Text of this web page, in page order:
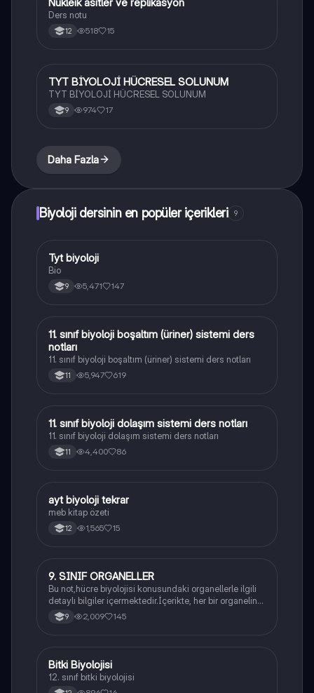
Biyoloji
Ders notu
12 518 15
Biyoloji
TYT BİYOLOJİ HÜCRESEL SOLUNUM
TYT BİYOLOJİ HÜCRESEL SOLUNUM
9 974 17
Daha Fazla
Biyoloji dersinin en popüler içerikleri 9
Biyoloji
Tyt biyoloji
Bio
9 5,471 147
Biyoloji
11. sınıf biyoloji boşaltım (üriner) sistemi ders
notları
11. sınıf biyoloji boşaltım (üriner) sistemi ders notları
11 5,947 619
Biyoloji
11. sınıf biyoloji dolaşım sistemi ders notları
11. sınıf biyoloji dolaşım sistemi ders notları
11 4,400 86
Biyoloji
ayt biyoloji tekrar
meb kitap özeti
12 1,565 15
Biyoloji
9. SINIF ORGANELLER
Bu not,hücre biyolojisi konusundaki organellerle ilgili
detaylı bilgiler içermektedir.İçerikte, her bir organelin
yapısı,fonksiyonları ve hücre içindeki rolü
açıklanmaktadır.
9 2,009 145
Biyoloji
Bitki Biyolojisi
12. sınıf bitki biyolojisi